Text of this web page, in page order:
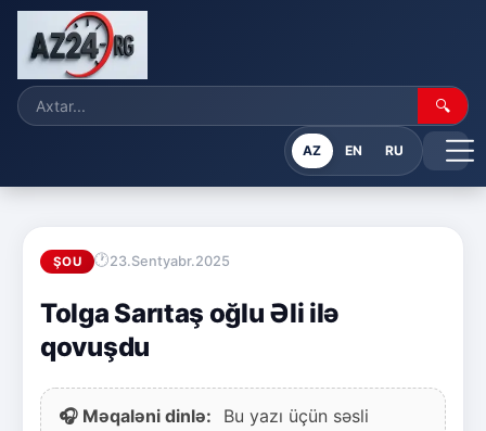
🔍
AZ EN RU
ŞOU 23.Sentyabr.2025
Tolga Sarıtaş oğlu Əli ilə
qovuşdu
🎧 Məqaləni dinlə:
Bu yazı üçün səsli